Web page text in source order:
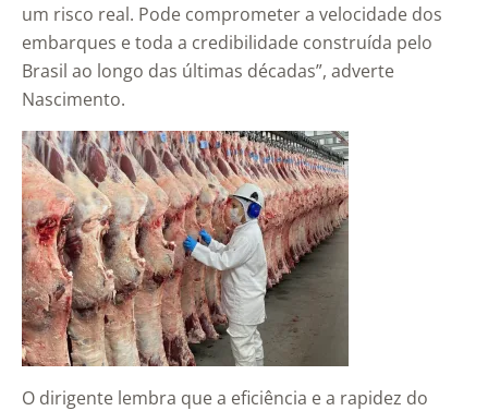
um risco real. Pode comprometer a velocidade dos
embarques e toda a credibilidade construída pelo
Brasil ao longo das últimas décadas”, adverte
Nascimento.
O dirigente lembra que a eficiência e a rapidez do